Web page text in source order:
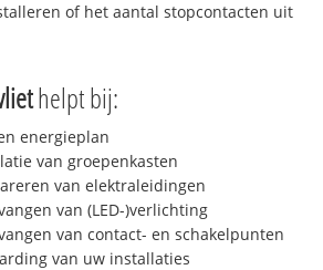
of het aantal stopcontacten uit
helpt bij:
energieplan
van groepenkasten
van elektraleidingen
van (LED-)verlichting
van contact- en schakelpunten
van uw installaties